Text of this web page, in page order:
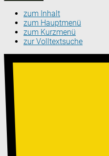
zum Inhalt
zum Hauptmenü
zum Kurzmenü
zur Volltextsuche